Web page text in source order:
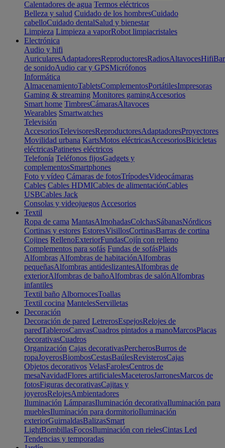
Calentadores de agua Termos eléctricos
Belleza y salud Cuidado de los hombresCuidado
cabelloCuidado dentalSalud y bienestar
Limpieza Limpieza a vaporRobot limpiacristales
Electrónica
Audio y hifi
AuricularesAdaptadoresReproductoresRadiosAltavocesHifi
de sonidoAudio car y GPSMicrófonos
Informática
AlmacenamientoTabletsComplementosPortátilesImpresoras
Gaming & streaming Monitores gamingAccesorios
Smart home TimbresCámarasAltavoces
Wearables Smartwatches
Televisión
AccesoriosTelevisoresReproductoresAdaptadoresProyectores
Movilidad urbana KartsMotos eléctricasAccesoriosBicicletas
eléctricasPatinetes eléctricos
Telefonía Teléfonos fijosGadgets y
complementosSmartphones
Foto y vídeo Cámaras de fotosTrípodesVideocámaras
Cables Cables HDMICables de alimentaciónCables
USBCables Jack
Consolas y videojuegos Accesorios
Textil
Ropa de cama MantasAlmohadasColchasSábanasNórdicos
Cortinas y estores EstoresVisillosCortinasBarras de cortina
Cojines RellenoExteriorFundasCojín con relleno
Complementos para sofás Fundas de sofásPlaids
Alfombras Alfombras de habitaciónAlfombras
pequeñasAlfombras antideslizantesAlfombras de
exteriorAlfombras de bañoAlfombras de salónAlfombras
infantiles
Textil baño AlbornocesToallas
Textil cocina MantelesServilletas
Decoración
Decoración de pared LetrerosEspejosRelojes de
paredTablerosCanvasCuadros pintados a manoMarcosPlacas
decorativasCuadros
Organización Cajas decorativasPercherosBurros de
ropaJoyerosBiombosCestasBaúlesRevisterosCajas
Objetos decorativos VelasFarolesCentros de
mesaNavidadFlores artificialesMaceterosJarronesMarcos de
fotosFiguras decorativasCajitas y
joyerosRelojesAmbientadores
Iluminación LámparasIluminación decorativaIluminación para
mueblesIluminación para dormitorioIluminación
exteriorGuirnaldasBalizasSmart
LightBombillasFocosIluminación con rielesCintas Led
Tendencias y temporadas